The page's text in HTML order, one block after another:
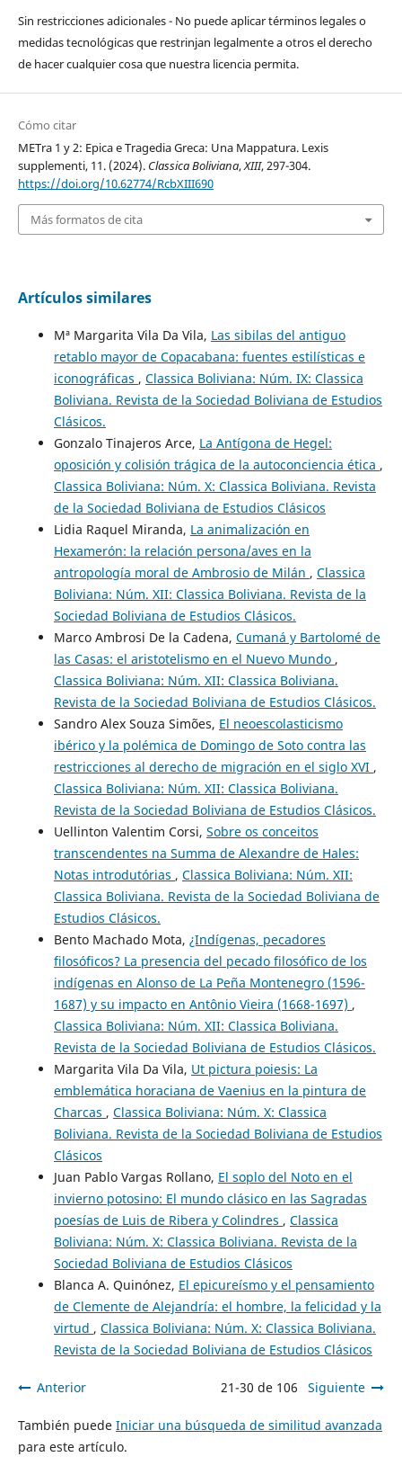
Sin restricciones adicionales - No puede aplicar términos legales o
medidas tecnológicas que restrinjan legalmente a otros el derecho
de hacer cualquier cosa que nuestra licencia permita.
Cómo citar
METra 1 y 2: Epica e Tragedia Greca: Una Mappatura. Lexis
supplementi, 11. (2024). Classica Boliviana,XIII, 297-304.
https://doi.org/10.62774/RcbXIII690
Más formatos de cita
Artículos similares
Mª Margarita Vila Da Vila, Las sibilas del antiguo
retablo mayor de Copacabana: fuentes estilísticas e
iconográficas , Classica Boliviana: Núm. IX: Classica
Boliviana. Revista de la Sociedad Boliviana de Estudios
Clásicos.
Gonzalo Tinajeros Arce, La Antígona de Hegel:
oposición y colisión trágica de la autoconciencia ética ,
Classica Boliviana: Núm. X: Classica Boliviana. Revista
de la Sociedad Boliviana de Estudios Clásicos
Lidia Raquel Miranda, La animalización en
Hexamerón: la relación persona/aves en la
antropología moral de Ambrosio de Milán , Classica
Boliviana: Núm. XII: Classica Boliviana. Revista de la
Sociedad Boliviana de Estudios Clásicos.
Marco Ambrosi De la Cadena, Cumaná y Bartolomé de
las Casas: el aristotelismo en el Nuevo Mundo ,
Classica Boliviana: Núm. XII: Classica Boliviana.
Revista de la Sociedad Boliviana de Estudios Clásicos.
Sandro Alex Souza Simões, El neoescolasticismo
ibérico y la polémica de Domingo de Soto contra las
restricciones al derecho de migración en el siglo XVI ,
Classica Boliviana: Núm. XII: Classica Boliviana.
Revista de la Sociedad Boliviana de Estudios Clásicos.
Uellinton Valentim Corsi, Sobre os conceitos
transcendentes na Summa de Alexandre de Hales:
Notas introdutórias , Classica Boliviana: Núm. XII:
Classica Boliviana. Revista de la Sociedad Boliviana de
Estudios Clásicos.
Bento Machado Mota, ¿Indígenas, pecadores
filosóficos? La presencia del pecado filosófico de los
indígenas en Alonso de La Peña Montenegro (1596-
1687) y su impacto en Antônio Vieira (1668-1697) ,
Classica Boliviana: Núm. XII: Classica Boliviana.
Revista de la Sociedad Boliviana de Estudios Clásicos.
Margarita Vila Da Vila, Ut pictura poiesis: La
emblemática horaciana de Vaenius en la pintura de
Charcas , Classica Boliviana: Núm. X: Classica
Boliviana. Revista de la Sociedad Boliviana de Estudios
Clásicos
Juan Pablo Vargas Rollano, El soplo del Noto en el
invierno potosino: El mundo clásico en las Sagradas
poesías de Luis de Ribera y Colindres , Classica
Boliviana: Núm. X: Classica Boliviana. Revista de la
Sociedad Boliviana de Estudios Clásicos
Blanca A. Quinónez, El epicureísmo y el pensamiento
de Clemente de Alejandría: el hombre, la felicidad y la
virtud , Classica Boliviana: Núm. X: Classica Boliviana.
Revista de la Sociedad Boliviana de Estudios Clásicos
Anterior 21-30 de 106 Siguiente
También puede Iniciar una búsqueda de similitud avanzada
para este artículo.